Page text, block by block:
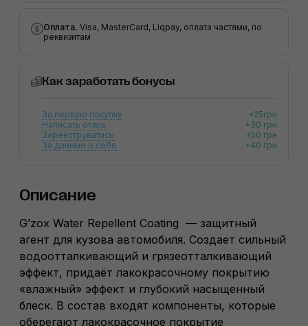
Оплата. Visa, MasterCard, Liqpay, оплата частями, по
реквизитам
Как заработать бонусы
За первую покупку
+25грн
Написать отзыв
+30 грн
Зареєструватись
+50 грн
За данные о себе
+40 грн
Описание
G’zox Water Repellent Coating — защитный
агент для кузова автомобиля. Создает сильный
водоотталкивающий и грязеотталкивающий
эффект, придаёт лакокрасочному покрытию
«влажный» эффект и глубокий насыщенный
блеск. В состав входят компоненты, которые
оберегают лакокрасочное покрытие